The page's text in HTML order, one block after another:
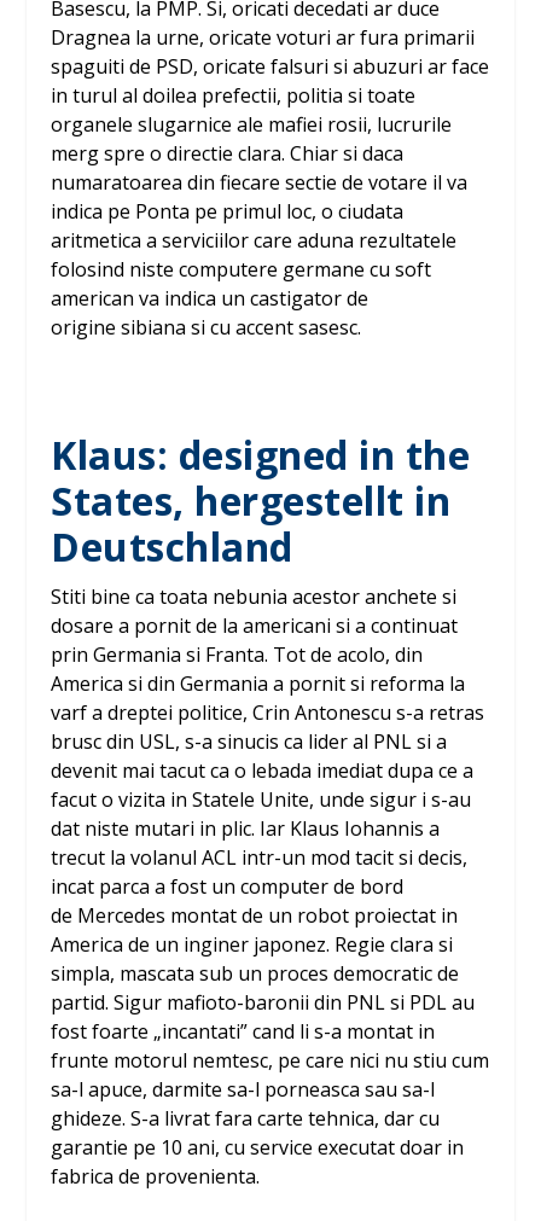
Basescu, la PMP. Si, oricati decedati ar duce
Dragnea la urne, oricate voturi ar fura primarii
spaguiti de PSD, oricate falsuri si abuzuri ar face
in turul al doilea prefectii, politia si toate
organele slugarnice ale mafiei rosii, lucrurile
merg spre o directie clara. Chiar si daca
numaratoarea din fiecare sectie de votare il va
indica pe Ponta pe primul loc, o ciudata
aritmetica a serviciilor care aduna rezultatele
folosind niste computere germane cu soft
american va indica un castigator de
origine sibiana si cu accent sasesc.
Klaus: designed in the
States, hergestellt in
Deutschland
Stiti bine ca toata nebunia acestor anchete si
dosare a pornit de la americani si a continuat
prin Germania si Franta. Tot de acolo, din
America si din Germania a pornit si reforma la
varf a dreptei politice, Crin Antonescu s-a retras
brusc din USL, s-a sinucis ca lider al PNL si a
devenit mai tacut ca o lebada imediat dupa ce a
facut o vizita in Statele Unite, unde sigur i s-au
dat niste mutari in plic. Iar Klaus Iohannis a
trecut la volanul ACL intr-un mod tacit si decis,
incat parca a fost un computer de bord
de Mercedes montat de un robot proiectat in
America de un inginer japonez. Regie clara si
simpla, mascata sub un proces democratic de
partid. Sigur mafioto-baronii din PNL si PDL au
fost foarte „incantati” cand li s-a montat in
frunte motorul nemtesc, pe care nici nu stiu cum
sa-l apuce, darmite sa-l porneasca sau sa-l
ghideze. S-a livrat fara carte tehnica, dar cu
garantie pe 10 ani, cu service executat doar in
fabrica de provenienta.